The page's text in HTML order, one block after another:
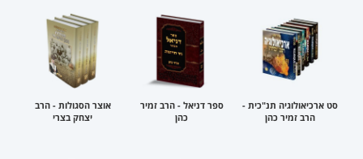
סט ארכיאולוגיה תנ"כית -
הרב זמיר כהן
ספר דניאל - הרב זמיר
כהן
אוצר הסגולות - הרב
יצחק בצרי